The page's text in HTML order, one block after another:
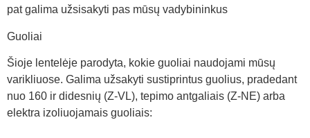
pat galima užsisakyti pas mūsų vadybininkus
Guoliai
Šioje lentelėje parodyta, kokie guoliai naudojami mūsų
varikliuose. Galima užsakyti sustiprintus guolius, pradedant
nuo 160 ir didesnių (Z-VL), tepimo antgaliais (Z-NE) arba
elektra izoliuojamais guoliais: